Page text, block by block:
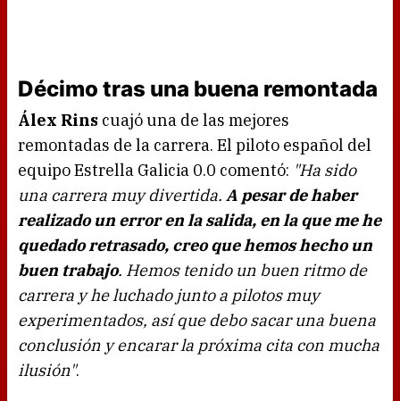
Décimo tras una buena remontada
Álex Rins cuajó una de las mejores
remontadas de la carrera. El piloto español del
equipo Estrella Galicia 0.0 comentó: "Ha sido
una carrera muy divertida. A pesar de haber
realizado un error en la salida, en la que me he
quedado retrasado, creo que hemos hecho un
buen trabajo. Hemos tenido un buen ritmo de
carrera y he luchado junto a pilotos muy
experimentados, así que debo sacar una buena
conclusión y encarar la próxima cita con mucha
ilusión".